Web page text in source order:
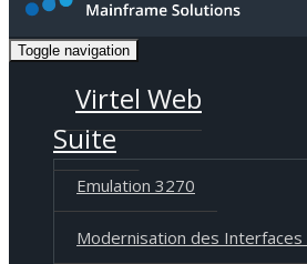
Toggle navigation
Virtel Web
Suite
Emulation 3270
Modernisation des Interfaces